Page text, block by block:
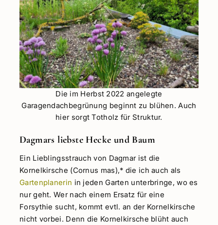
Die im Herbst 2022 angelegte
Garagendachbegrünung beginnt zu blühen. Auch
hier sorgt Totholz für Struktur.
Dagmars liebste Hecke und Baum
Ein Lieblingsstrauch von Dagmar ist die
Kornelkirsche (Cornus mas),* die ich auch als
Gartenplanerin in jeden Garten unterbringe, wo es
nur geht. Wer nach einem Ersatz für eine
Forsythie sucht, kommt evtl. an der Kornelkirsche
nicht vorbei. Denn die Kornelkirsche blüht auch